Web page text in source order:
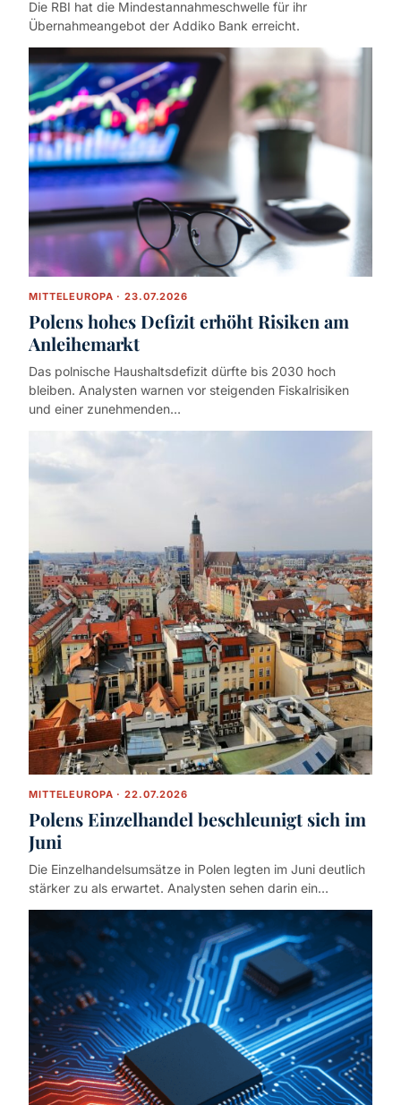
Die RBI hat die Mindestannahmeschwelle für ihr
Übernahmeangebot der Addiko Bank erreicht.
MITTELEUROPA · 23.07.2026
Polens hohes Defizit erhöht Risiken am
Anleihemarkt
Das polnische Haushaltsdefizit dürfte bis 2030 hoch
bleiben. Analysten warnen vor steigenden Fiskalrisiken
und einer zunehmenden…
MITTELEUROPA · 22.07.2026
Polens Einzelhandel beschleunigt sich im
Juni
Die Einzelhandelsumsätze in Polen legten im Juni deutlich
stärker zu als erwartet. Analysten sehen darin ein…